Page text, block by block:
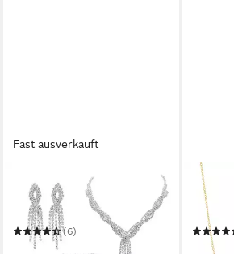
Fast ausverkauft
Schmuckset Damen Glitzer
Clutch Strass Abendtasche
Brautschmuck Set Geldbörse
(6)
19,99 € UVP 267,00 €